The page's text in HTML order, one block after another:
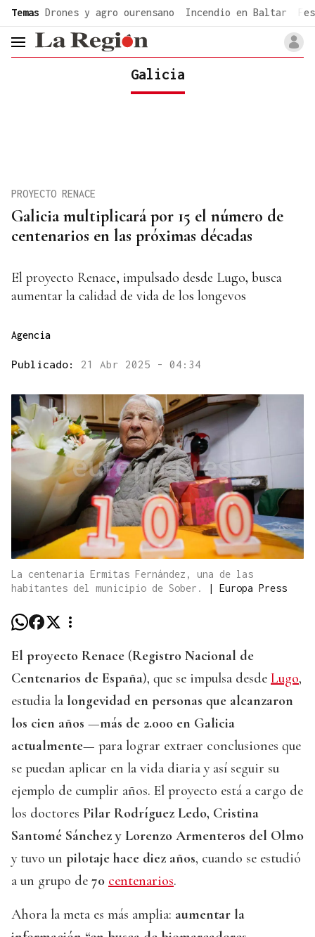
Temas Drones y agro ourensano Incendio en Baltar
header.menu.open
Galicia
Galicia multiplicará por 15 el número de
centenarios en las próximas décadas
PROYECTO RENACE
El proyecto Renace, impulsado desde Lugo, busca
aumentar la calidad de vida de los longevos
Agencia
Publicado: 21 Abr 2025 - 04:34
La centenaria Ermitas Fernández, una de las
habitantes del municipio de Sober.
| Europa Press
El proyecto Renace (Registro Nacional de
Centenarios de España), que se impulsa desde Lugo,
estudia la longevidad en personas que alcanzaron
los cien años —más de 2.000 en Galicia
actualmente— para lograr extraer conclusiones que
se puedan aplicar en la vida diaria y así seguir su
ejemplo de cumplir años. El proyecto está a cargo de
los doctores Pilar Rodríguez Ledo, Cristina
Santomé Sánchez y Lorenzo Armenteros del Olmo
y tuvo un pilotaje hace diez años, cuando se estudió
a un grupo de 70 centenarios.
Ahora la meta es más amplia: aumentar la